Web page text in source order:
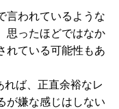
言われているような
思ったほどではなか
れている可能性もあ
れば、正直余裕なレ
が嫌な感じはしない